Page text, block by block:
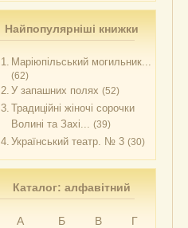
Найпопулярніші книжки
1. Маріюпільський могильник...
(62)
2. У запашних полях (52)
3. Традиційні жіночі сорочки
Волині та Захі... (39)
4. Український театр. № 3 (30)
Каталог: алфавітний
А Б В
Г